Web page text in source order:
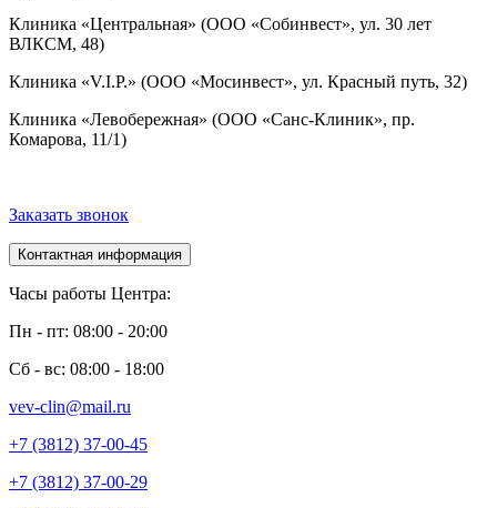
Клиника «Центральная» (ООО «Собинвест», ул. 30 лет
ВЛКСМ, 48)
Клиника «V.I.P.» (ООО «Мосинвест», ул. Красный путь, 32)
Клиника «Левобережная» (ООО «Санс-Клиник», пр.
Комарова, 11/1)
Заказать звонок
Контактная информация
Часы работы Центра:
Пн - пт: 08:00 - 20:00
Сб - вс: 08:00 - 18:00
vev-clin@mail.ru
+7 (3812) 37-00-45
+7 (3812) 37-00-29